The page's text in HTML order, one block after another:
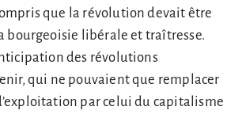
que la révolution devait être
bourgeoisie libérale et traîtresse.
des révolutions
qui ne pouvaient que remplacer
par celui du capitalisme